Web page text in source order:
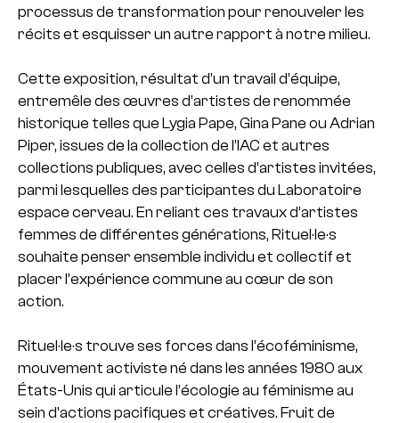
processus de transformation pour renouveler les
récits et esquisser un autre rapport à notre milieu.
Cette exposition, résultat d’un travail d’équipe,
entremêle des œuvres d’artistes de renommée
historique telles que Lygia Pape, Gina Pane ou Adrian
Piper, issues de la collection de l’IAC et autres
collections publiques, avec celles d’artistes invitées,
parmi lesquelles des participantes du Laboratoire
espace cerveau. En reliant ces travaux d’artistes
femmes de différentes générations, Rituel·le·s
souhaite penser ensemble individu et collectif et
placer l’expérience commune au cœur de son
action.
Rituel·le·s trouve ses forces dans l’écoféminisme,
mouvement activiste né dans les années 1980 aux
États-Unis qui articule l’écologie au féminisme au
sein d’actions pacifiques et créatives. Fruit de